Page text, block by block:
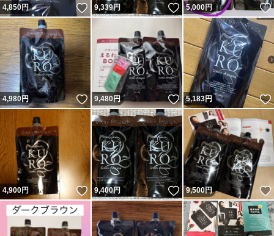
4,850円 いいね！
9,339円 いいね！
5,000円
4,980円 いいね！
9,480円 いいね！
5,183円
4,900円 いいね！
9,400円 いいね！
9,500円